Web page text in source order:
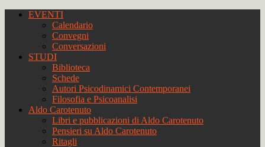
EVENTI
Calendario
Convegni
Conversazioni
STUDI
Biblioteca
Schede
Autori Psicodinamici Contemporanei
Filosofia e Psicoanalisi
Aldo Carotenuto
Libri e pubblicazioni di Aldo Carotenuto
Pensieri su Aldo Carotenuto
Ritagli